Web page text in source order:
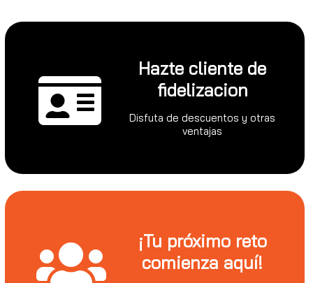
Hazte cliente de
fidelizacion
Disfuta de descuentos y otras
ventajas
¡Tu próximo reto
comienza aquí!